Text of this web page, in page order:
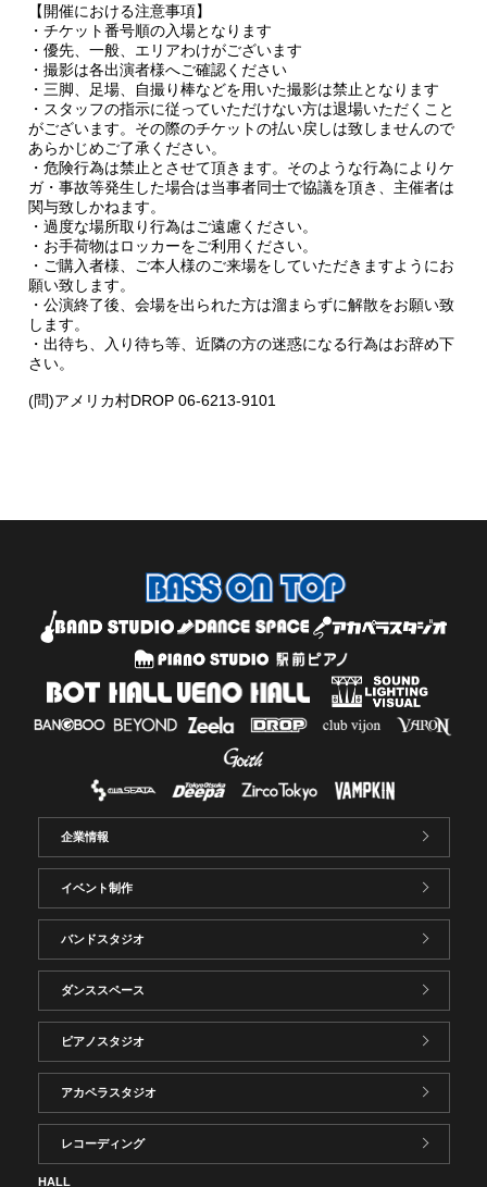
【開催における注意事項】
・チケット番号順の入場となります
・優先、一般、エリアわけがございます
・撮影は各出演者様へご確認ください
・三脚、足場、自撮り棒などを用いた撮影は禁止となります
・スタッフの指示に従っていただけない方は退場いただくこと
がございます。その際のチケットの払い戻しは致しませんので
あらかじめご了承ください。
・危険行為は禁止とさせて頂きます。そのような行為によりケ
ガ・事故等発生した場合は当事者同士で協議を頂き、主催者は
関与致しかねます。
・過度な場所取り行為はご遠慮ください。
・お手荷物はロッカーをご利用ください。
・ご購入者様、ご本人様のご来場をしていただきますようにお
願い致します。
・公演終了後、会場を出られた方は溜まらずに解散をお願い致
します。
・出待ち、入り待ち等、近隣の方の迷惑になる行為はお辞め下
さい。
(問)アメリカ村DROP 06-6213-9101
企業情報
イベント制作
バンドスタジオ
ダンススペース
ピアノスタジオ
アカペラスタジオ
レコーディング
HALL